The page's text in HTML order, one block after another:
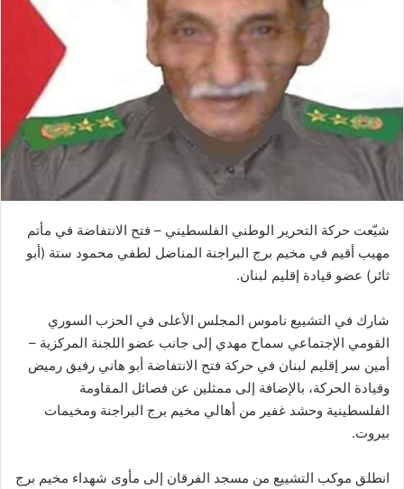
شيّعت حركة التحرير الوطني الفلسطيني – فتح الانتفاضة في مأتم
مهيب أقيم في مخيم برج البراجنة المناضل لطفي محمود ستة (أبو
ثائر) عضو قيادة إقليم لبنان.
شارك في التشييع ناموس المجلس الأعلى في الحزب السوري
القومي الإجتماعي سماح مهدي إلى جانب عضو اللجنة المركزية –
أمين سر إقليم لبنان في حركة فتح الانتفاضة أبو هاني رفيق رميض
وقيادة الحركة، بالإضافة إلى ممثلين عن فصائل المقاومة
الفلسطينية وحشد غفير من أهالي مخيم برج البراجنة ومخيمات
بيروت.
انطلق موكب التشييع من مسجد الفرقان إلى مأوى شهداء مخيم برج